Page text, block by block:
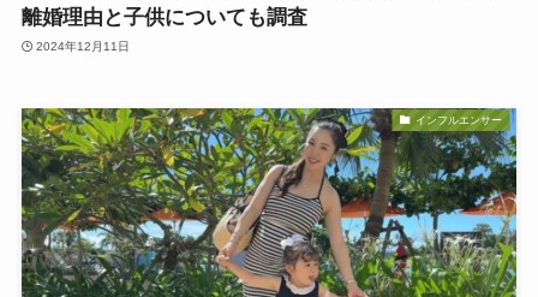
離婚理由と子供についても調査
2024年12月11日
インフルエンサー